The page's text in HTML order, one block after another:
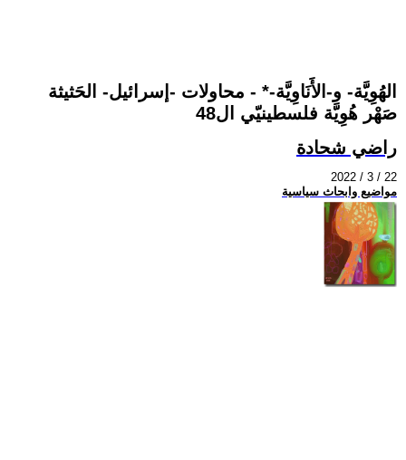
الهُوِيَّة- و-الأَنَاوِيَّة-* - محاولات -إسرائيل- الحَثيثة
صَهْر هُوِيَّة فلسطينيّي ال48
راضي شحادة
2022 / 3 / 22
مواضيع وابحاث سياسية